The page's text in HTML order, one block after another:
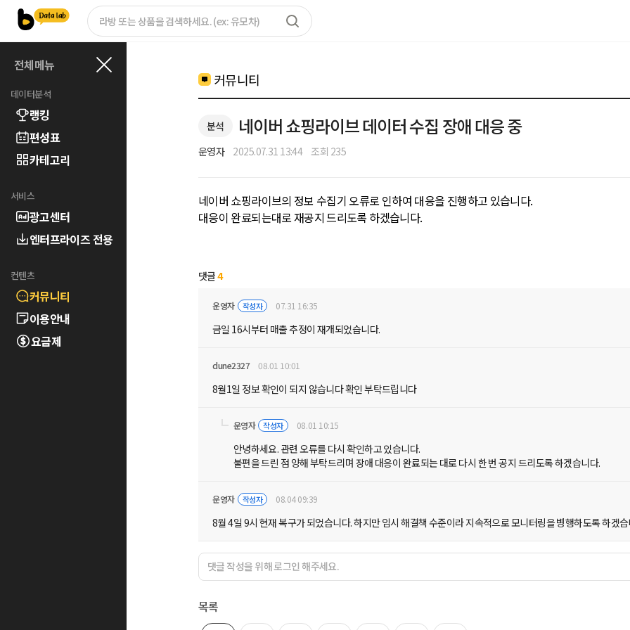
전체메뉴
데이터분석
랭킹
편성표
카테고리
서비스
광고센터
엔터프라이즈 전용
컨텐츠
커뮤니티
이용안내
요금제
커뮤니티
분석 네이버 쇼핑라이브 데이터 수집 장애 대응 중
운영자 2025.07.31 13:44 조회 235
네이버 쇼핑라이브의 정보 수집기 오류로 인하여 대응을 진행하고 있습니다.
대응이 완료되는대로 재공지 드리도록 하겠습니다.
댓글4
운영자 작성자 07.31 16:35
금일 16시부터 매출 추정이 재개되었습니다.
dune2327 08.01 10:01
8월1일 정보 확인이 되지 않습니다 확인 부탁드립니다
운영자 작성자 08.01 10:15
안녕하세요. 관련 오류를 다시 확인하고 있습니다.
불편을 드린 점 양해 부탁드리며 장애 대응이 완료되는 대로 다시 한 번 공지 드리도록 하겠습니다.
운영자 작성자 08.04 09:39
8월 4일 9시 현재 복구가 되었습니다. 하지만 임시 해결책 수준이라 지속적으로 모니터링을 병행하도록 하겠
목록